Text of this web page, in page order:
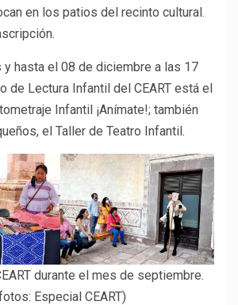
en los patios del recinto cultural.
hasta el 08 de diciembre a las 17
de Lectura Infantil del CEART está el
Infantil ¡Anímate!; también
el Taller de Teatro Infantil.
durante el mes de septiembre.
Especial CEART)